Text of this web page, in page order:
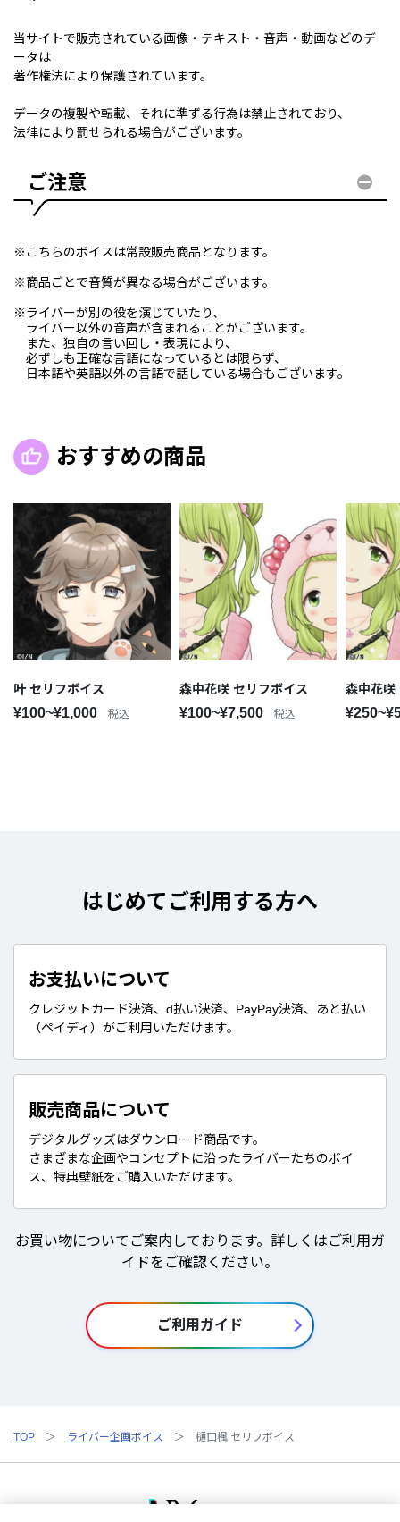
当サイトで販売されている画像・テキスト・音声・動画などのデ
ータは
著作権法により保護されています。
データの複製や転載、それに準ずる行為は禁止されており、
法律により罰せられる場合がございます。
ご注意
※こちらのボイスは常設販売商品となります。
※商品ごとで音質が異なる場合がございます。
※ライバーが別の役を演じていたり、
ライバー以外の音声が含まれることがございます。
また、独自の言い回し・表現により、
必ずしも正確な言語になっているとは限らず、
日本語や英語以外の言語で話している場合もございます。
おすすめの商品
叶 セリフボイス
¥100~¥1,000 税込
森中花咲 セリフボイス
¥100~¥7,500 税込
森中花咲
はじめてご利用する方へ
お支払いについて
クレジットカード決済、d払い決済、PayPay決済、あと払い
（ペイディ）がご利用いただけます。
販売商品について
デジタルグッズはダウンロード商品です。
さまざまな企画やコンセプトに沿ったライバーたちのボイ
ス、特典壁紙をご購入いただけます。
お買い物についてご案内しております。詳しくはご利用ガ
イドをご確認ください。
ご利用ガイド
TOP ライバー企画ボイス 樋口楓 セリフボイス